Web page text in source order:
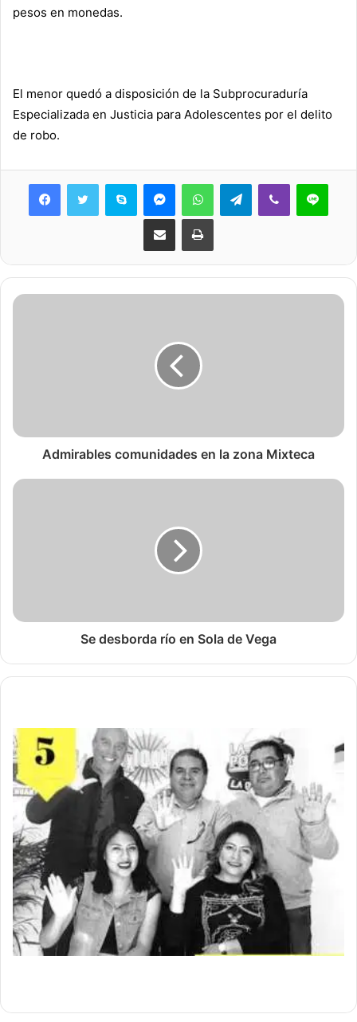
pesos en monedas.
El menor quedó a disposición de la Subprocuraduría
Especializada en Justicia para Adolescentes por el delito
de robo.
Skype MessengerWhatsAppTelegramViber Line
Share via Email Print
Admirables comunidades en la zona Mixteca
Se desborda río en Sola de Vega